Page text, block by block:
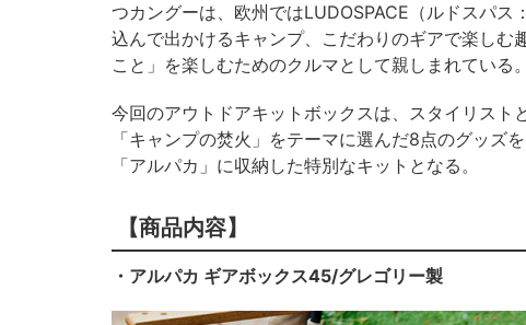
つカングーは、欧州ではLUDOSPACE（ルドスパ
込んで出かけるキャンプ、こだわりのギアで楽し
こと」を楽しむためのクルマとして親しまれている。
今回のアウトドアキットボックスは、スタイリスト
「キャンプの焚火」をテーマに選んだ8点のグッズ
「アルパカ」に収納した特別なキットとなる。
【商品内容】
・アルパカ ギアボックス45/グレゴリー製